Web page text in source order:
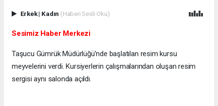
Erkek| Kadın (Haberi Sesli Oku)
Sesimiz Haber Merkezi
Taşucu Gümrük Müdürlüğü’nde başlatılan resim kursu
meyvelerini verdi. Kursiyerlerin çalışmalarından oluşan resim
sergisi aynı salonda açıldı.